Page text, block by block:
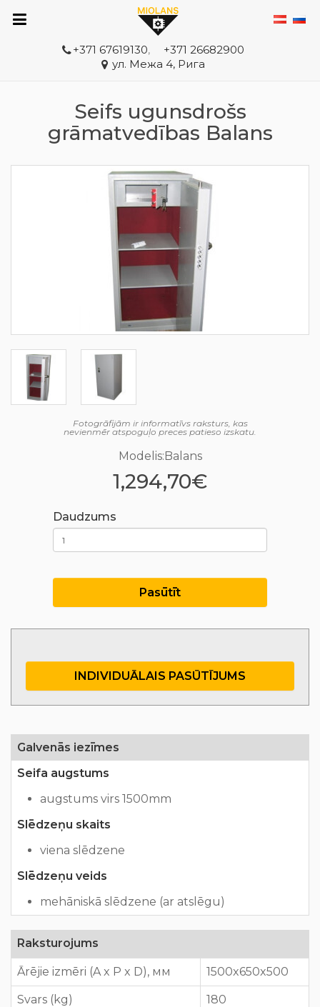
+371 67619130,
+371 26682900
ул. Межа 4, Рига
Seifs ugunsdrošs
grāmatvedības Balans
Fotogrāfijām ir informatīvs raksturs, kas
nevienmēr atspoguļo preces patieso izskatu.
Modelis:Balans
1,294,70€
Daudzums
Pasūtīt
INDIVIDUĀLAIS PASŪTĪJUMS
Galvenās iezīmes
Seifa augstums
augstums virs 1500mm
Slēdzeņu skaits
viena slēdzene
Slēdzeņu veids
mehāniskā slēdzene (ar atslēgu)
Raksturojums
Ārējie izmēri (A x P x D), мм 1500x650x500
Svars (kg) 180